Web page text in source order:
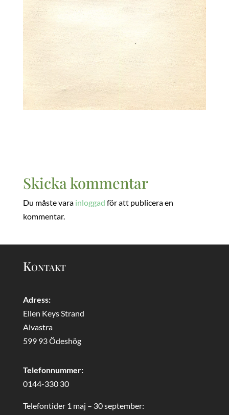
Skicka kommentar
Du måste vara inloggad för att publicera en
kommentar.
Kontakt
Adress:
Ellen Keys Strand
Alvastra
599 93 Ödeshög
Telefonnummer:
0144-330 30
Telefontider 1 maj – 30 september: